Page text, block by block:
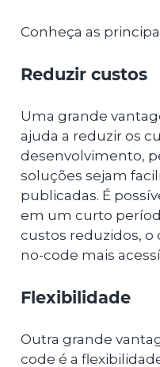
Conheça as
Reduzir custos
Uma grande
ajuda a reduzir os
desenvolvimento,
soluções sejam
publicadas. É
em um curto
custos reduzidos,
no-code mais
Flexibilidade
Outra grande
code é a